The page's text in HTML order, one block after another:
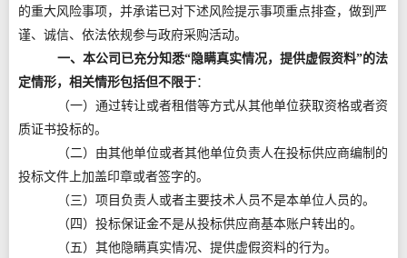
的重大风险事项，并承诺已对下述风险提示事项重点排查，做到严
谨、诚信、依法依规参与政府采购活动。
一、本公司已充分知悉“隐瞒真实情况，提供虚假资料”的法
定情形，相关情形包括但不限于：
（一）通过转让或者租借等方式从其他单位获取资格或者资
质证书投标的。
（二）由其他单位或者其他单位负责人在投标供应商编制的
投标文件上加盖印章或者签字的。
（三）项目负责人或者主要技术人员不是本单位人员的。
（四）投标保证金不是从投标供应商基本账户转出的。
（五）其他隐瞒真实情况、提供虚假资料的行为。